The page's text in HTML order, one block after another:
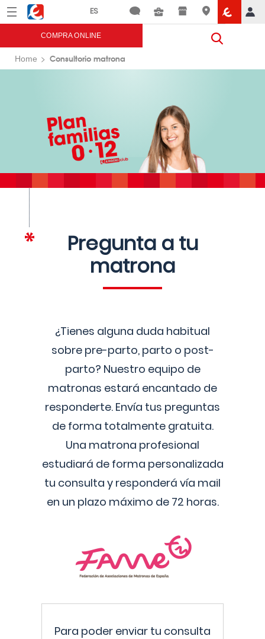
Menú Eroski
COMPRA ONLINE
Home Consultorio matrona
Pregunta a tu
matrona
¿Tienes alguna duda habitual
sobre pre-parto, parto o post-
parto? Nuestro equipo de
matronas estará encantado de
responderte. Envía tus preguntas
de forma totalmente gratuita.
Una matrona profesional
estudiará de forma personalizada
tu consulta y responderá vía mail
en un plazo máximo de 72 horas.
Para poder enviar tu consulta